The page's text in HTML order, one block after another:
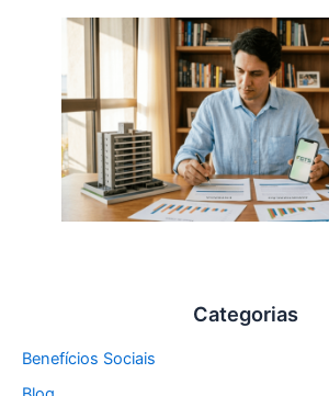
Categorias
Benefícios Sociais